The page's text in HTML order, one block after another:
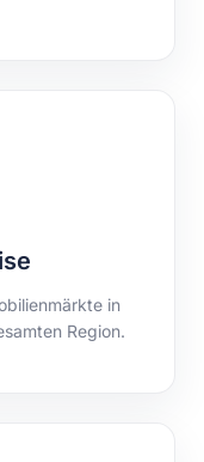
in
Region.